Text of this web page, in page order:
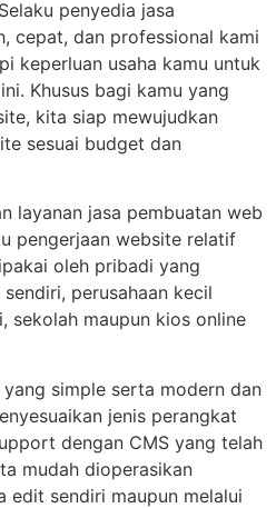
penyedia jasa
cepat, dan professional kami
keperluan usaha kamu untuk
Khusus bagi kamu yang
kita siap mewujudkan
sesuai budget dan
layanan jasa pembuatan web
pengerjaan website relatif
oleh pribadi yang
perusahaan kecil
sekolah maupun kios online
simple serta modern dan
jenis perangkat
dengan CMS yang telah
mudah dioperasikan
edit sendiri maupun melalui